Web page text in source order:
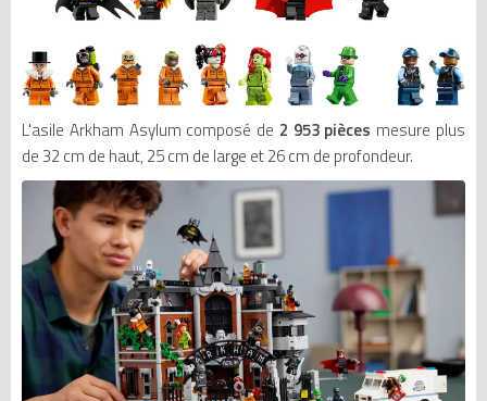
L'asile Arkham Asylum composé de 2 953 pièces mesure plus
de 32 cm de haut, 25 cm de large et 26 cm de profondeur.